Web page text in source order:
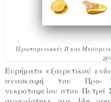
Πρωτομινωικές ΙΙ και
Ευρήματα εξαιρετικού
ανασκαφή του Προ-
νεκροταφείου στον Πετρά